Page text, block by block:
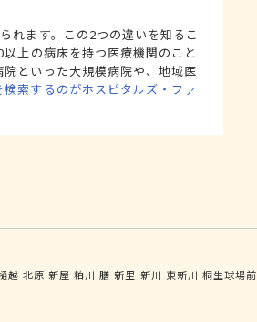
れます。この2つの違いを知るこ
上の病床を持つ医療機関のこと
といった大規模病院や、地域医
検索するのがホスピタルズ・ファ
越 北原 新屋 粕川 膳 新里 新川 東新川 桐生球場前